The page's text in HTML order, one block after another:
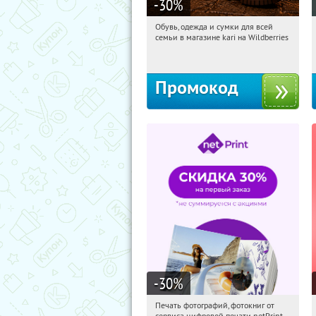
-30%
22:44:19 Получили:
Обувь, одежда и сумки для всей
семьи в магазине kari на Wildberries
Промокод
-30%
22:44:19 Получили:
Печать фотографий, фотокниг от